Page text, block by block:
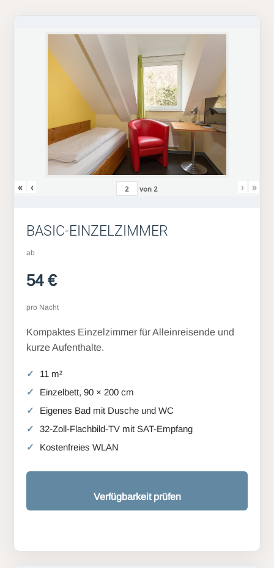
« ‹ von 2 › »
BASIC-EINZELZIMMER
ab
54 €
pro Nacht
Kompaktes Einzelzimmer für Alleinreisende und
kurze Aufenthalte.
11 m²
Einzelbett, 90 × 200 cm
Eigenes Bad mit Dusche und WC
32-Zoll-Flachbild-TV mit SAT-Empfang
Kostenfreies WLAN
Verfügbarkeit prüfen